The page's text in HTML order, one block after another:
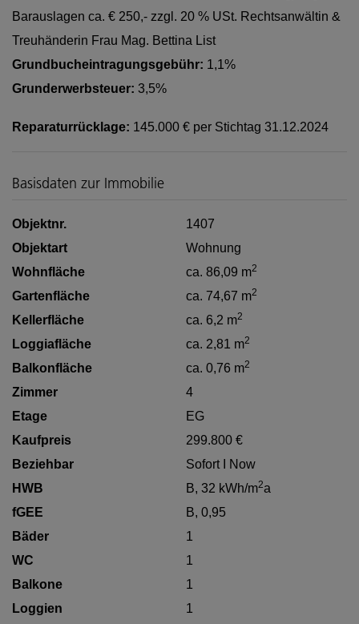
Barauslagen ca. € 250,- zzgl. 20 % USt. Rechtsanwältin &
Treuhänderin Frau Mag. Bettina List
Grundbucheintragungsgebühr: 1,1%
Grunderwerbsteuer: 3,5%
Reparaturrücklage: 145.000 € per Stichtag 31.12.2024
Basisdaten zur Immobilie
Objektnr.
1407
Objektart
Wohnung
Wohnfläche
ca. 86,09 m2
Gartenfläche ca. 74,67 m2
Kellerfläche ca. 6,2 m2
Loggiafläche ca. 2,81 m2
Balkonfläche ca. 0,76 m2
Zimmer
4
Etage
EG
Kaufpreis
299.800 €
Beziehbar
Sofort I Now
HWB
B, 32 kWh/m2a
fGEE
B, 0,95
Bäder
1
WC
1
Balkone
1
Loggien
1